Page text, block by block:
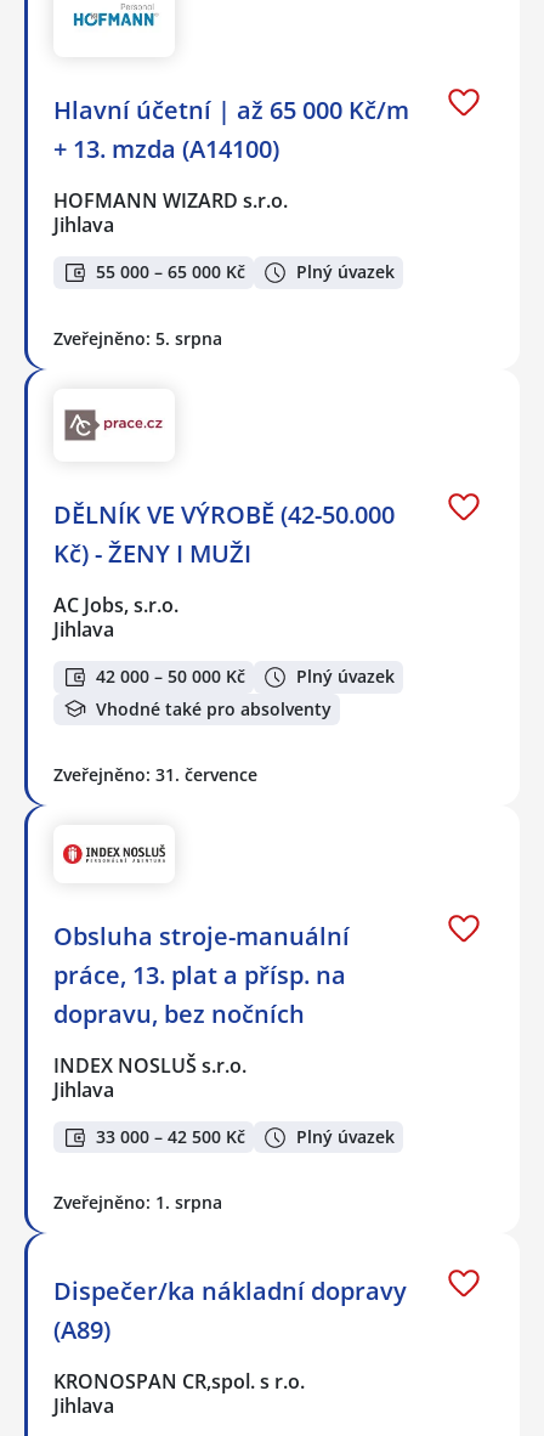
Hlavní účetní | až 65 000 Kč/m
+ 13. mzda (A14100)
HOFMANN WIZARD s.r.o.
Jihlava
55 000 – 65 000 Kč Plný úvazek
Zveřejněno: 5. srpna
DĚLNÍK VE VÝROBĚ (42-50.000
Kč) - ŽENY I MUŽI
AC Jobs, s.r.o.
Jihlava
42 000 – 50 000 Kč
Plný úvazek
Vhodné také pro absolventy
Zveřejněno: 31. července
Obsluha stroje-manuální
práce, 13. plat a přísp. na
dopravu, bez nočních
INDEX NOSLUŠ s.r.o.
Jihlava
33 000 – 42 500 Kč Plný úvazek
Zveřejněno: 1. srpna
Dispečer/ka nákladní dopravy
(A89)
KRONOSPAN CR,spol. s r.o.
Jihlava